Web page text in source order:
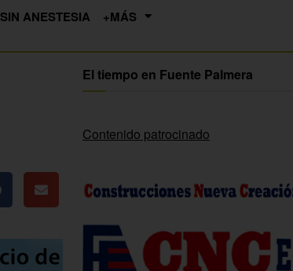
SIN ANESTESIA +MÁS
El tiempo en Fuente Palmera
Contenido patrocinado